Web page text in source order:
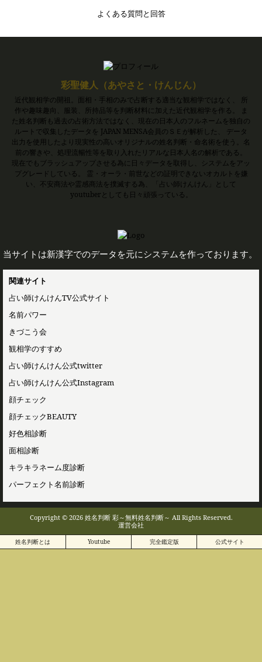
よくある質問と回答
彩聖健人（あやさと・けんじん）
近代観相学の開祖。面相・手相のみで占断する適当な観相学ではなく、 所
作や趣味趣向、服装、所持品等を判断材料に加えた近代観相学を作る。 ま
た姓名判断も過去の占術方法ではなく、現在の日本人のフルネームを独自の
ルートで収集したデータを JAPAN MENSA会員のＳＥが解析した、 データ
出力を使用したより現実性の高いオリジナルの姓名判断・命名術を使う。名
前の響きや、処理流暢性等を取り入れたリアルな日本人名の解析である。
現在でもブラッシュアップさせる為に日々データを取得し、システムをアッ
プグレードしている。 霊・オーラ・前世などの証明できないオカルトを嫌
い、不安商法や霊感商法を撲滅する為、「占い師けんけん」として
youtuberとしても日々頑張っている。
当サイトは新漢字でのデータを元にシステムを作っております。
関連サイト
占い師けんけんTV公式サイト
名前パワー
きづこう会
観相学のすすめ
占い師けんけん公式twitter
占い師けんけん公式Instagram
顔チェック
顔チェックBEAUTY
好色相診断
面相診断
キラキラネーム度診断
パーフェクト名前診断
Copyright © 2026 姓名判断 彩～無料姓名判断～ All Rights Reserved.
運営会社
姓名判断とは Youtube 完全鑑定版 公式サイト